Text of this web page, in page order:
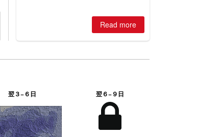
where are the best odds?
Read more
翌３−６日 翌６−９日